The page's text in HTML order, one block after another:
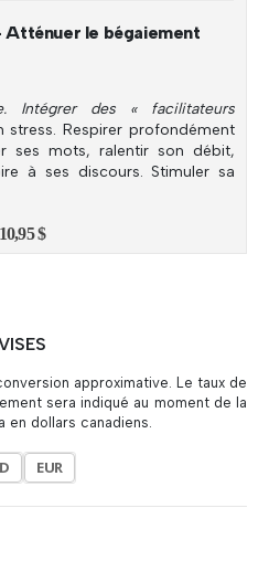
le bégaiement
Intégrer des « facilitateurs
stress. Respirer profondément
ses mots, ralentir son débit,
à ses discours. Stimuler sa
10,95$
approximative. Le taux de
sera indiqué au moment de la
dollars canadiens.
EUR